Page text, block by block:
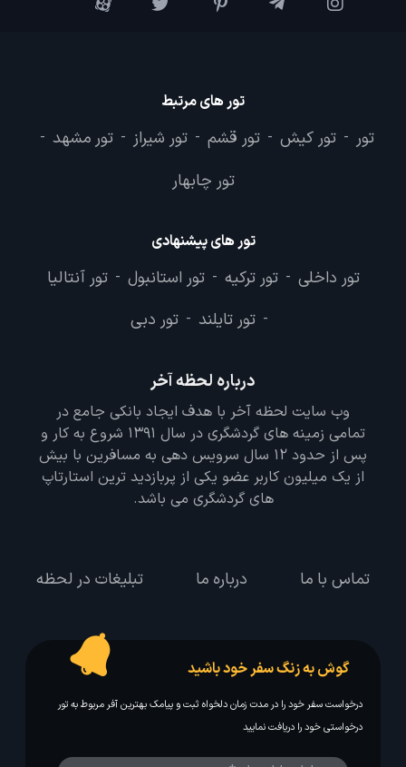
تور های مرتبط
تور - تور کیش - تور قشم - تور شیراز - تور مشهد -
تور چابهار
تور های پیشنهادی
تور داخلی - تور ترکیه - تور استانبول - تور آنتالیا
- تور تایلند - تور دبی
درباره لحظه آخر
وب سایت لحظه آخر با هدف ایجاد بانکی جامع در
تمامی زمینه های گردشگری در سال 1391 شروع به کار و
پس از حدود 12 سال سرویس دهی به مسافرین با بیش
از یک میلیون کاربر عضو یکی از پربازدید ترین استارتاپ
های گردشگری می باشد.
تماس با ما درباره ما تبلیغات در لحظه
گوش به زنگ سفر خود باشید
درخواست سفر خود را در مدت زمان دلخواه ثبت و پیامک بهترین آفر مربوط به تور
درخواستی خود را دریافت نمایید